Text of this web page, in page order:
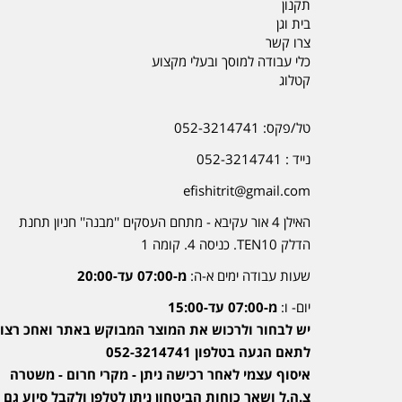
תקנון
בית וגן
צרו קשר
כלי עבודה למוסך ובעלי מקצוע
קטלוג
טל/פקס: 052-3214741
נייד : 052-3214741
efishitrit@gmail.com
האילן 4 אור עקיבא - מתחם העסקים ''מבנה'' חניון תחנת
הדלק TEN10. כניסה 4. קומה 1
שעות עבודה ימים א-ה: מ-07:00 עד-20:00
יום- ו: מ-07:00 עד-15:00
יש לבחור ולרכוש את המוצר המבוקש באתר ואחכ
לתאם הגעה בטלפון 052-3214741
איסוף עצמי לאחר רכישה ניתן - מקרי חרום - משטרה
צ.ה.ל ושאר כוחות הביטחון ניתן לטלפן ולקבל סיוע גם